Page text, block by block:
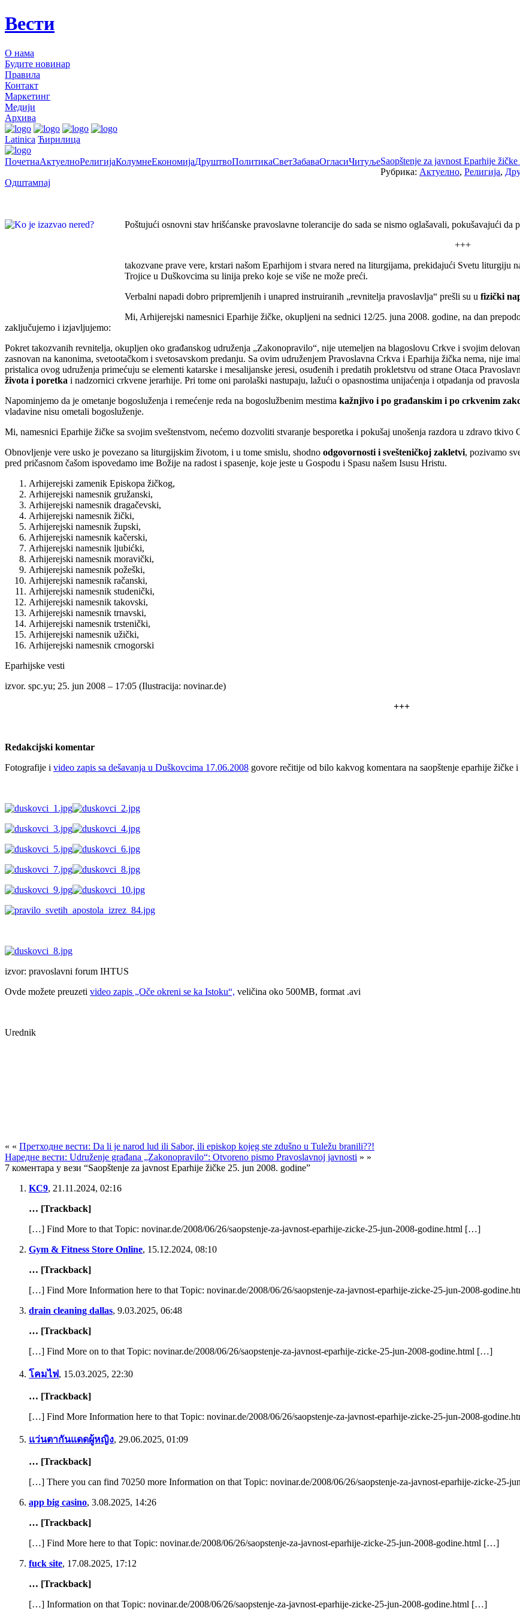
Вести
О нама
Будите новинар
Правила
Контакт
Маркетинг
Медији
Архива
Latinica Ћирилица
ПочетнаАктуелноРелигијаКолумнеЕкономијаДруштвоПолитикаСветЗабаваОгласиЧитуљеSaopštenje za javnost Eparhije
Рубрика: Актуелно, Религија,
Одштампај
Poštujući osnovni stav hrišćanske pravoslavne tolerancije do sada se nismo oglašavali, pokušavajući
+++
takozvane prave vere, krstari našom Eparhijom i stvara nered na liturgijama, prekidajući Svetu liturgiju
Trojice u Duškovcima su linija preko koje se više ne može preći.
Verbalni napadi dobro pripremljenih i unapred instruiranih „revnitelja pravoslavlja“ prešli su u fizički
Mi, Arhijerejski namesnici Eparhije žičke, okupljeni na sednici 12/25. juna 2008. godine, na dan
zaključujemo i izjavljujemo:
Pokret takozvanih revnitelja, okupljen oko građanskog udruženja „Zakonopravilo“, nije utemeljen na blagoslovu Crkve i svojim
zasnovan na kanonima, svetootačkom i svetosavskom predanju. Sa ovim udruženjem Pravoslavna Crkva i Eparhija žička nema, nije
pristalica ovog udruženja primećuju se elementi katarske i mesalijanske jeresi, osuđenih i predatih prokletstvu od strane Otaca
života i poretka i nadzornici crkvene jerarhije. Pri tome oni parolaški nastupaju, lažući o opasnostima unijaćenja i otpadanja od
Napominjemo da je ometanje bogosluženja i remećenje reda na bogoslužbenim mestima kažnjivo i po građanskim i po crkvenim
vladavine nisu ometali bogosluženje.
Mi, namesnici Eparhije žičke sa svojim sveštenstvom, nećemo dozvoliti stvaranje besporetka i pokušaj unošenja razdora u zdravo tkivo
Obnovljenje vere usko je povezano sa liturgijskim životom, i u tome smislu, shodno odgovornosti i svešteničkoj zakletvi, pozivamo
pred pričasnom čašom ispovedamo ime Božije na radost i spasenje, koje jeste u Gospodu i Spasu našem Isusu Hristu.
Arhijerejski zamenik Episkopa žičkog,
Arhijerejski namesnik gružanski,
Arhijerejski namesnik dragačevski,
Arhijerejski namesnik žički,
Arhijerejski namesnik župski,
Arhijerejski namesnik kačerski,
Arhijerejski namesnik ljubićki,
Arhijerejski namesnik moravički,
Arhijerejski namesnik požeški,
Arhijerejski namesnik račanski,
Arhijerejski namesnik studenički,
Arhijerejski namesnik takovski,
Arhijerejski namesnik trnavski,
Arhijerejski namesnik trstenički,
Arhijerejski namesnik užički,
Arhijerejski namesnik crnogorski
Eparhijske vesti
izvor. spc.yu; 25. jun 2008 – 17:05 (Ilustracija: novinar.de)
+++
Redakcijski komentar
Fotografije i video zapis sa dešavanja u Duškovcima 17.06.2008 govore rečitije od bilo kakvog komentara na saopštenje eparhije žičke i
izvor: pravoslavni forum IHTUS
Ovde možete preuzeti video zapis „Oče okreni se ka Istoku“, veličina oko 500MB, format .avi
Urednik
« « Претходне вести: Da li je narod lud ili Sabor, ili episkop kojeg ste zdušno u Tuležu branili??!
Наредне вести: Udruženje građana „Zakonopravilo“: Otvoreno pismo Pravoslavnoj javnosti » »
7 коментара у вези “Saopštenje za javnost Eparhije žičke 25. jun 2008. godine”
KC9, 21.11.2024, 02:16
… [Trackback]
[…] Find More to that Topic: novinar.de/2008/06/26/saopstenje-za-javnost-eparhije-zicke-25-jun-2008-godine.html […]
Gym & Fitness Store Online, 15.12.2024, 08:10
… [Trackback]
[…] Find More Information here to that Topic: novinar.de/2008/06/26/saopstenje-za-javnost-eparhije-zicke-25-jun-2008-
drain cleaning dallas, 9.03.2025, 06:48
… [Trackback]
[…] Find More on to that Topic: novinar.de/2008/06/26/saopstenje-za-javnost-eparhije-zicke-25-jun-2008-godine.html […]
โคมไฟ, 15.03.2025, 22:30
… [Trackback]
[…] Find More Information here to that Topic: novinar.de/2008/06/26/saopstenje-za-javnost-eparhije-zicke-25-jun-2008-
แว่นตากันแดดผู้หญิง, 29.06.2025, 01:09
… [Trackback]
[…] There you can find 70250 more Information on that Topic: novinar.de/2008/06/26/saopstenje-za-javnost-eparhije-zicke-25-
app big casino, 3.08.2025, 14:26
… [Trackback]
[…] Find More here to that Topic: novinar.de/2008/06/26/saopstenje-za-javnost-eparhije-zicke-25-jun-2008-godine.html […]
fuck site, 17.08.2025, 17:12
… [Trackback]
[…] Information on that Topic: novinar.de/2008/06/26/saopstenje-za-javnost-eparhije-zicke-25-jun-2008-godine.html […]